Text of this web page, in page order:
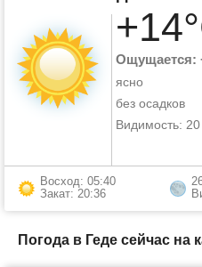
Ощущается:
ясно
без осадков
Видимость: 20
Восход: 05:40
Закат: 20:36
Погода в Геде сейчас на